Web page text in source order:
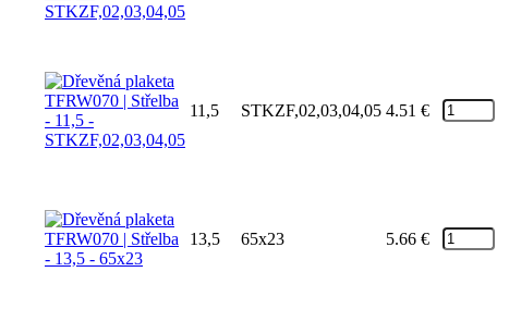
11,5 STKZF,02,03,04,05 4.51 €
13,5 65x23 5.66 €